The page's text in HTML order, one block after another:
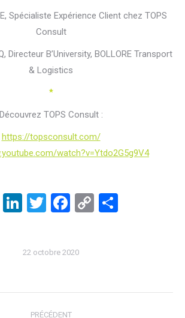
Spécialiste Expérience Client chez TOPS
Consult
Directeur B’University, BOLLORE Transport
& Logistics
*
Découvrez TOPS Consult :
https://topsconsult.com/
watch?v=Ytdo2G5g9V4
PrintFriendly
LinkedIn
TwitterFacebook
Copy
22 octobre 2020
PRÉCÉDENT